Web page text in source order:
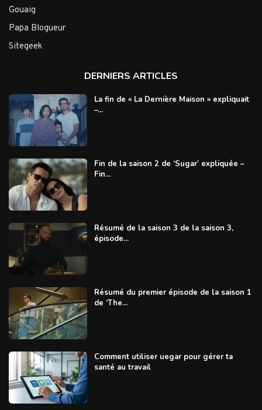
Gouaig
Papa Blogueur
Sitegeek
DERNIERS ARTICLES
La fin de « La Dernière Maison » expliquait
–...
Fin de la saison 2 de ‘Sugar’ expliquée –
Fin...
Résumé de la saison 3 de la saison 3,
épisode...
Résumé du premier épisode de la saison 1
de ‘The...
Comment utiliser uegar pour gérer ta
santé au travail